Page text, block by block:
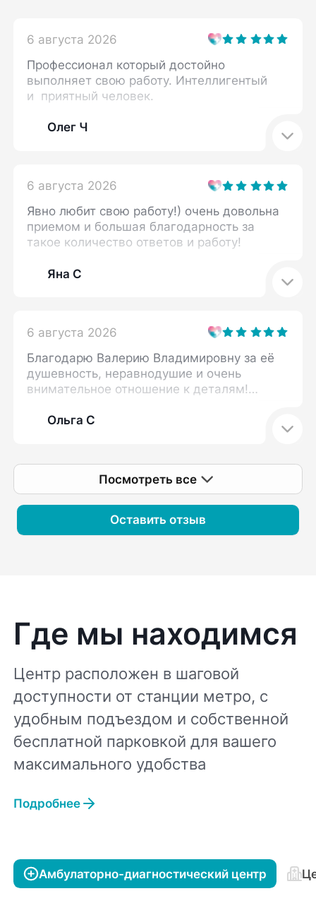
Оставить отзыв
6 августа 2026
Профессионал который достойно
выполняет свою работу. Интеллигентый
и приятный человек.
Олег Ч
6 августа 2026
Явно любит свою работу!) очень довольна
приемом и большая благодарность за
такое количество ответов и работу!
Яна С
6 августа 2026
Благодарю Валерию Владимировну за её
душевность, неравнодушие и очень
внимательное отношение к деталям!
мне объяснили нюансы, на которые я
влияющие на мою проблему. Определен
план дальнейших действий. Спасибо
большое!
Ольга С
Посмотреть все
Где мы находимся
Центр расположен в шаговой
доступности от станции метро, с
удобным подъездом и собственной
бесплатной парковкой для вашего
максимального удобства
Подробнее
Амбулаторно-диагностический центр